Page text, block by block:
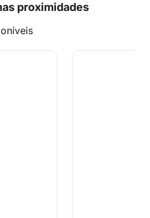
proximidades